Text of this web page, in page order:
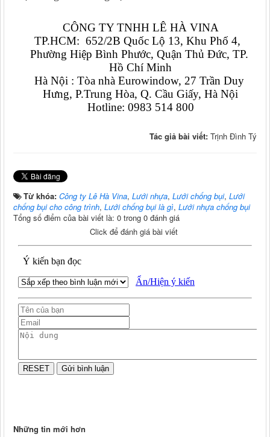
CÔNG TY TNHH LÊ HÀ VINA
TP.HCM:  652/2B Quốc Lộ 13, Khu Phố 4,
Phường Hiệp Bình Phước, Quận Thủ Đức, TP.
Hồ Chí Minh
Hà Nội : Tòa nhà Eurowindow, 27 Trần Duy
Hưng, P.Trung Hòa, Q. Cầu Giấy, Hà Nội
Hotline: 0983 514 800
Tác giả bài viết: Trịnh Đình Tý
Từ khóa: Công ty Lê Hà Vina, Lưới nhựa, Lưới chống bụi, Lưới
chống bụi cho công trình, Lưới chống bụi là gì, Lưới nhựa chống bụi
Tổng số điểm của bài viết là: 0 trong 0 đánh giá
Click để đánh giá bài viết
Những tin mới hơn